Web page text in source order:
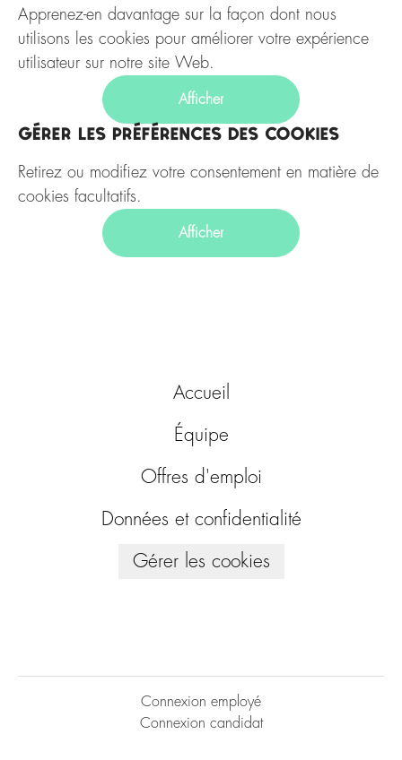
Apprenez-en davantage sur la façon dont nous
utilisons les cookies pour améliorer votre expérience
utilisateur sur notre site Web.
Afficher
Gérer les préférences des cookies
Retirez ou modifiez votre consentement en matière de
cookies facultatifs.
Afficher
Accueil
Équipe
Offres d'emploi
Données et confidentialité
Gérer les cookies
Connexion employé
Connexion candidat